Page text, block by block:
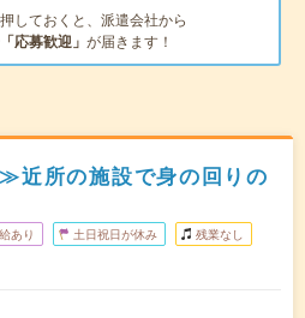
しておくと、派遣会社から
「応募歓迎」 が届きます！
所の施設で身の回りの
あり 土日祝日が休み 残業なし